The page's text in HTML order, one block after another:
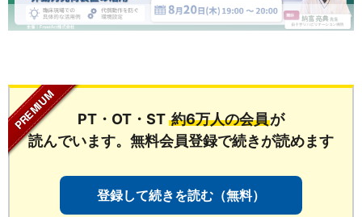
PT・OT・ST 約6万人の会員が
読んでいます。無料会員登録で続きが読めます
登録して続きを読む（無料）